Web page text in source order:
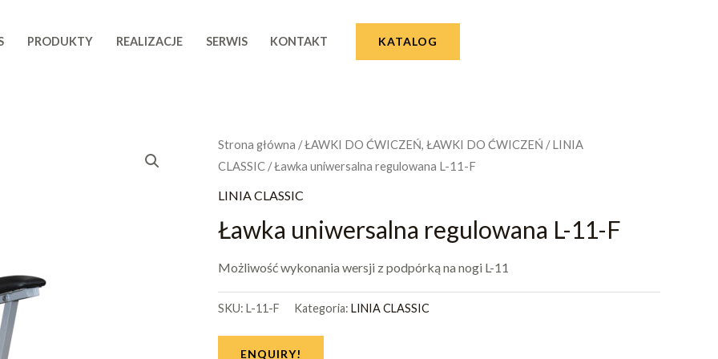
PRODUKTY REALIZACJE SERWIS KONTAKT KATALOG
Strona główna /ŁAWKI DO ĆWICZEŃ, ŁAWKI DO ĆWICZEŃ /LINIA
CLASSIC / Ławka uniwersalna regulowana L-11-F
LINIA CLASSIC
Ławka uniwersalna regulowana L-11-F
Możliwość wykonania wersji z podpórką na nogi L-11
SKU: L-11-F Kategoria: LINIA CLASSIC
ENQUIRY!